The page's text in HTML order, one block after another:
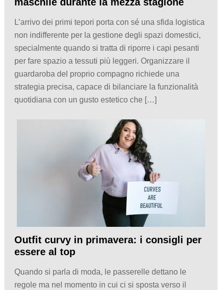
L’arrivo dei primi tepori porta con sé una sfida logistica
non indifferente per la gestione degli spazi domestici,
specialmente quando si tratta di riporre i capi pesanti
per fare spazio a tessuti più leggeri. Organizzare il
guardaroba del proprio compagno richiede una
strategia precisa, capace di bilanciare la funzionalità
quotidiana con un gusto estetico che […]
Outfit curvy in primavera: i consigli per
essere al top
Quando si parla di moda, le passerelle dettano le
regole ma nel momento in cui ci si sposta verso il